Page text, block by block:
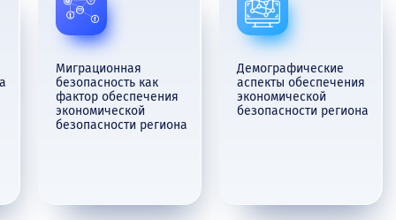
Миграционная
безопасность как
фактор обеспечения
экономической
безопасности региона
Демографические
аспекты обеспечения
экономической
безопасности региона